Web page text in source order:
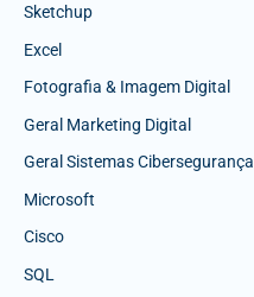
Sketchup
Excel
Fotografia & Imagem Digital
Geral Marketing Digital
Geral Sistemas Cibersegurança
Microsoft
Cisco
SQL